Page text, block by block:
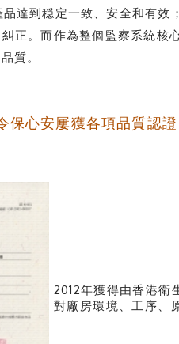
達到穏定一致、安全和有效
正。而作為整個監察系統
質。
保心安屢獲各項品質認證
2012年獲得由香港衛
對廠房環境、工